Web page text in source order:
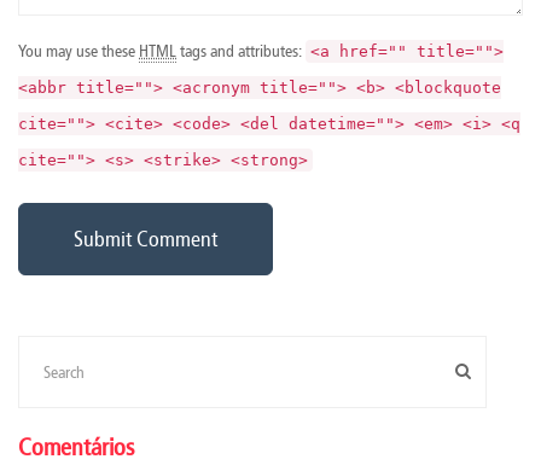
You may use these HTMLtags and attributes: <a href="" title="">
<abbr title=""> <acronym title=""> <b> <blockquote
cite=""> <cite> <code> <del datetime=""> <em> <i> <q
cite=""> <s> <strike> <strong>
Comentários